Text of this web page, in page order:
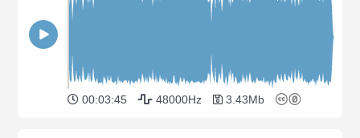
00:03:45 48000Hz 3.43Mb